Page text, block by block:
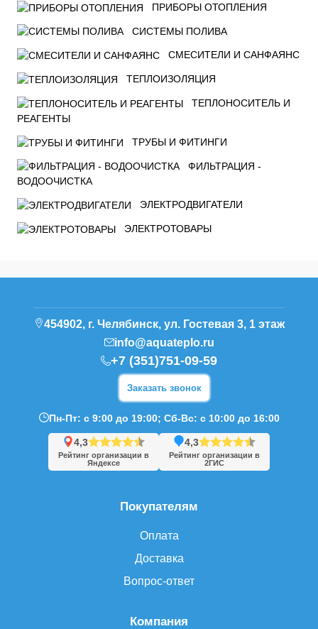
ПРИБОРЫ ОТОПЛЕНИЯ
СИСТЕМЫ ПОЛИВА
СМЕСИТЕЛИ И САНФАЯНС
ТЕПЛОИЗОЛЯЦИЯ
ТЕПЛОНОСИТЕЛЬ И
РЕАГЕНТЫ
ТРУБЫ И ФИТИНГИ
ФИЛЬТРАЦИЯ -
ВОДООЧИСТКА
ЭЛЕКТРОДВИГАТЕЛИ
ЭЛЕКТРОТОВАРЫ
Компания
Покупателям
Оплата
Доставка
Вопрос-ответ
454902, г. Челябинск, ул. Гостевая 3, 1 этаж
info@aquateplo.ru
+7 (351)751-09-59
Заказать звонок
Пн-Пт: с 9:00 до 19:00; Сб-Вс: с 10:00 до 16:00
4,3
Рейтинг организации в
Яндексе
4,3
Рейтинг организации в
2ГИС